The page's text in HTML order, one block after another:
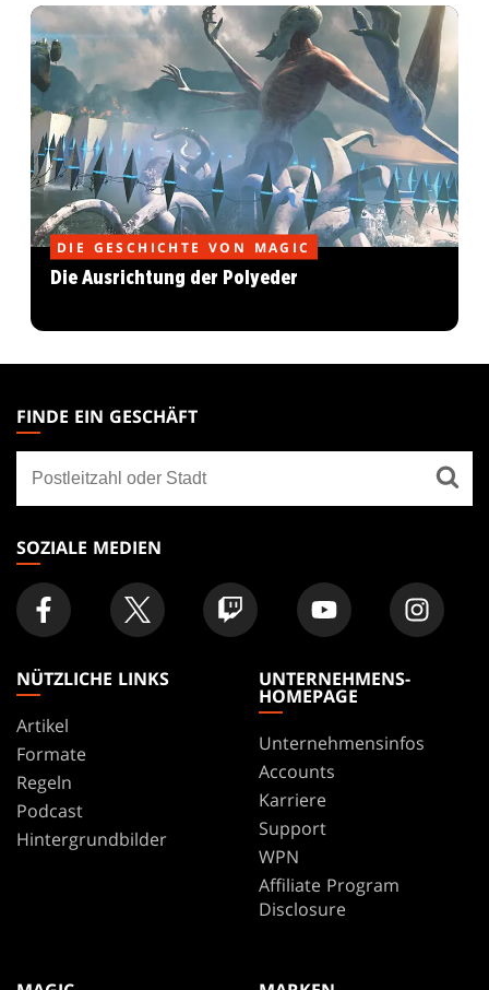
DIE GESCHICHTE VON MAGIC
Die Ausrichtung der Polyeder
THE
GATHERING
FOOTER
FINDE EIN GESCHÄFT
ein
Geschäft
SOZIALE MEDIEN
NÜTZLICHE LINKS
Artikel
Formate
Regeln
Podcast
Hintergrundbilder
UNTERNEHMENS-
HOMEPAGE
Unternehmensinfos
Accounts
Karriere
Support
WPN
Affiliate Program
Disclosure